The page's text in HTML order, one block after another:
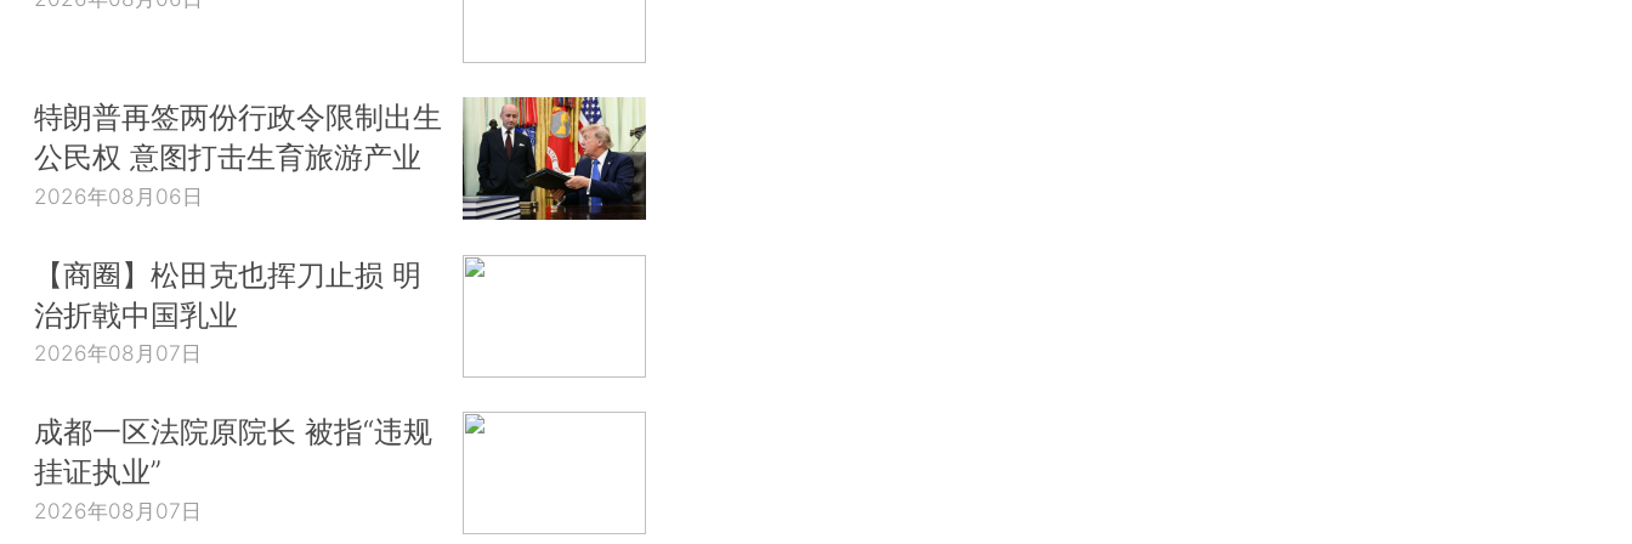
特朗普再签两份行政令限制出生
公民权 意图打击生育旅游产业
2026年08月06日
【商圈】松田克也挥刀止损 明
治折戟中国乳业
2026年08月07日
成都一区法院原院长 被指“违规
挂证执业”
2026年08月07日